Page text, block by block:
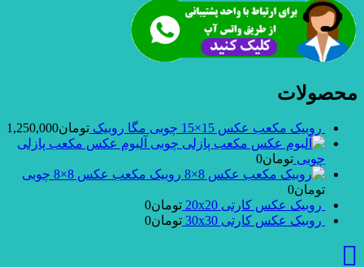
محصولات
روبیک مکعب عکس 15×15 چوبی مگا روبیک تومان1,250,000
آلبوم عکس مکعب پازلی
چوبی تومان0
روبیک مکعب عکس 8×8 چوبی
تومان0
روبیک عکس کارتی 20x20
تومان0
روبیک عکس کارتی 30x30
تومان0